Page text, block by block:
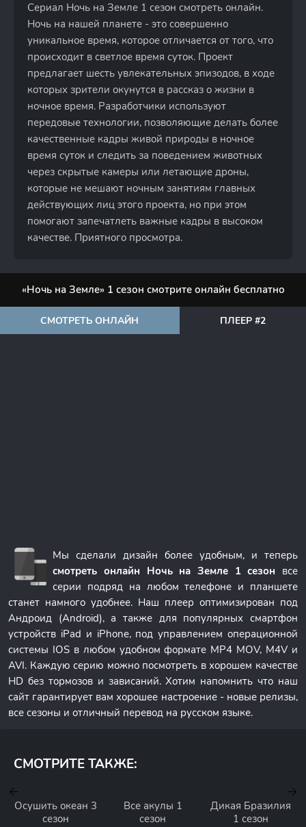
Сериал Ночь на Земле 1 сезон смотреть онлайн.
Ночь на нашей планете - это совершенно
уникальное время, которое отличается от того, что
происходит в светлое время суток. Проект
предлагает шесть увлекательных эпизодов, в ходе
которых зрители окунутся в рассказ о жизни в
ночное время. Разработчики используют
передовые технологии, позволяющие делать более
качественные кадры живой природы в ночное
время суток и следить за поведением животных
через скрытые камеры или летающие дроны,
которые не мешают ночным занятиям главных
действующих лиц этого проекта, но при этом
помогают запечатлеть важные кадры в высоком
качестве. Приятного просмотра.
«Ночь на Земле» 1 сезон смотрите онлайн бесплатно
СМОТРЕТЬ ОНЛАЙН ПЛЕЕР #2
Мы сделали дизайн более удобным, и теперь
смотреть онлайн Ночь на Земле 1 сезон все
серии подряд на любом телефоне и планшете
станет намного удобнее. Наш плеер оптимизирован под
Андроид (Android), а также для популярных смартфон
устройств iPad и iPhone, под управлением операционной
системы IOS в любом удобном формате MP4 MOV, M4V и
AVI. Каждую серию можно посмотреть в хорошем качестве
HD без тормозов и зависаний. Хотим напомнить что наш
сайт гарантирует вам хорошее настроение - новые релизы,
все сезоны и отличный перевод на русском языке.
СМОТРИТЕ ТАКЖЕ:
Осушить океан 3
сезон
Все акулы 1
сезон
Дикая Бразилия
1 сезон